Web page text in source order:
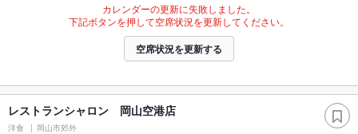
カレンダーの更新に失敗しました。
下記ボタンを押して空席状況を更新してください。
空席状況を更新する
レストランシャロン 岡山空港店
洋食 岡山市郊外